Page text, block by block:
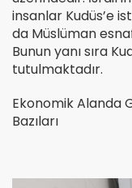
insanlar Kudüs’e
da Müslüman
Bunun yanı sıra
tutulmaktadır.
Ekonomik Alanda
Bazıları